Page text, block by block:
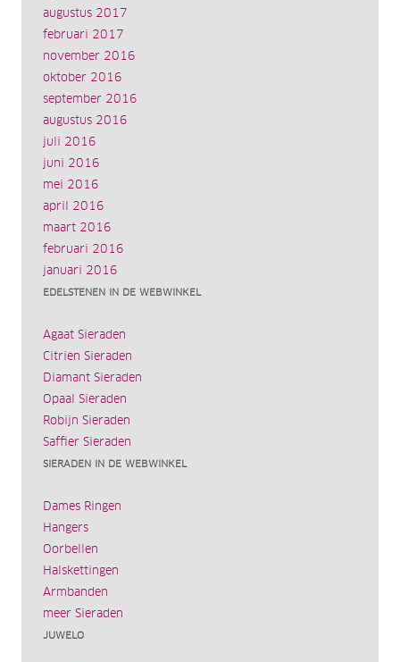
augustus 2017
februari 2017
november 2016
oktober 2016
september 2016
augustus 2016
juli 2016
juni 2016
mei 2016
april 2016
maart 2016
februari 2016
januari 2016
EDELSTENEN IN DE WEBWINKEL
Agaat Sieraden
Citrien Sieraden
Diamant Sieraden
Opaal Sieraden
Robijn Sieraden
Saffier Sieraden
SIERADEN IN DE WEBWINKEL
Dames Ringen
Hangers
Oorbellen
Halskettingen
Armbanden
meer Sieraden
JUWELO